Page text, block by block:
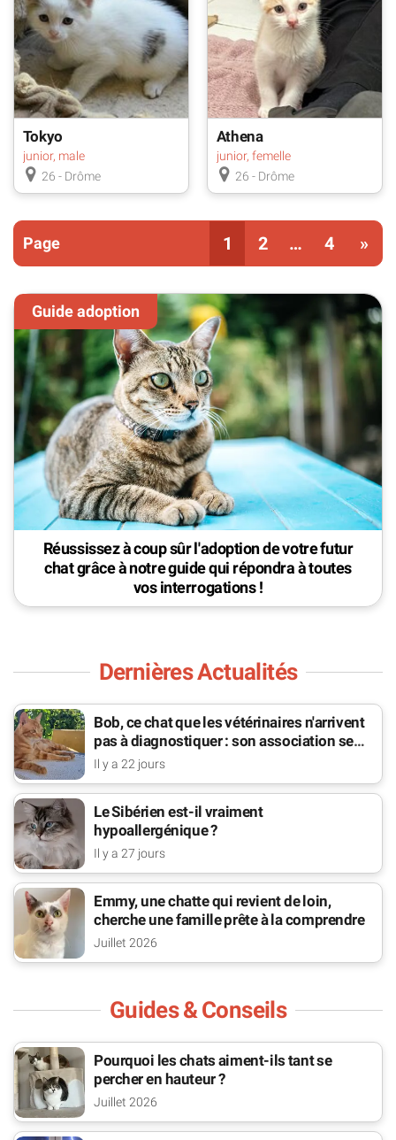
Tokyo
junior, male
26 - Drôme
Athena
junior, femelle
26 - Drôme
Vous êtes sur la page
1 2 … 4 »
Réussissez à coup sûr l'adoption de votre futur
chat grâce à notre guide qui répondra à toutes
vos interrogations !
Dernières Actualités
Bob, ce chat que les vétérinaires n'arrivent
pas à diagnostiquer : son association se
bat pour lui
Il y a 22 jours
Le Sibérien est-il vraiment
hypoallergénique ?
Il y a 27 jours
Emmy, une chatte qui revient de loin,
cherche une famille prête à la comprendre
Juillet 2026
Guides & Conseils
Pourquoi les chats aiment-ils tant se
percher en hauteur ?
Juillet 2026